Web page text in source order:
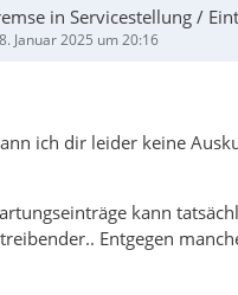
in Servicestellung /
8. Januar 2025 um 20:16
ich dir leider keine
kann
Entgegen